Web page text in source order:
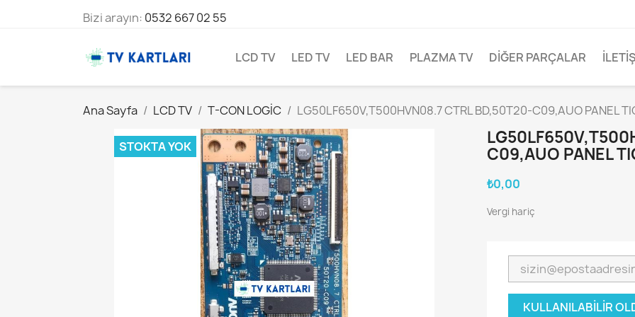
Bizi arayın: 0532 667 02 55
LCD TV LED TV LED BAR PLAZMA TV DİĞER PARÇALAR
Ana Sayfa LCD TV T-CON LOGİC LG50LF650V,T500HVN08.7 CTRL BD,50T20-C09,AUO PANEL
STOKTA YOK
C09,AUO PANEL
₺0,00
Vergi hariç
KULLANILABILIR